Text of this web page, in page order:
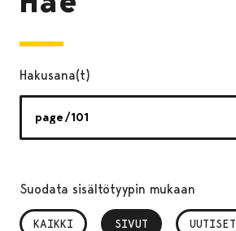
Hakusana(t)
Suodata sisältötyypin mukaan
KAIKKI SIVUT
, VALITTU UUTISET